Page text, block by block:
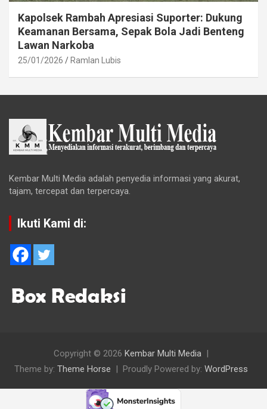
Kapolsek Rambah Apresiasi Suporter: Dukung
Keamanan Bersama, Sepak Bola Jadi Benteng
Lawan Narkoba
25/01/2026 Ramlan Lubis
Kembar Multi Media adalah penyedia informasi yang akurat,
tajam, tercepat dan terpercaya.
Ikuti Kami di:
Copyright © 2026 Kembar Multi Media
Theme by: Theme Horse Proudly Powered by: WordPress